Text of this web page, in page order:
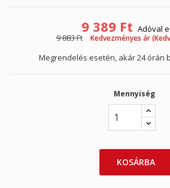
9 389 Ft Adóval
9 883 Ft
Kedvezményes ár
Megrendelés esetén, akár 24 órán
Mennyiség
KOSÁRBA
Kívánságlista
Bejelentkezés